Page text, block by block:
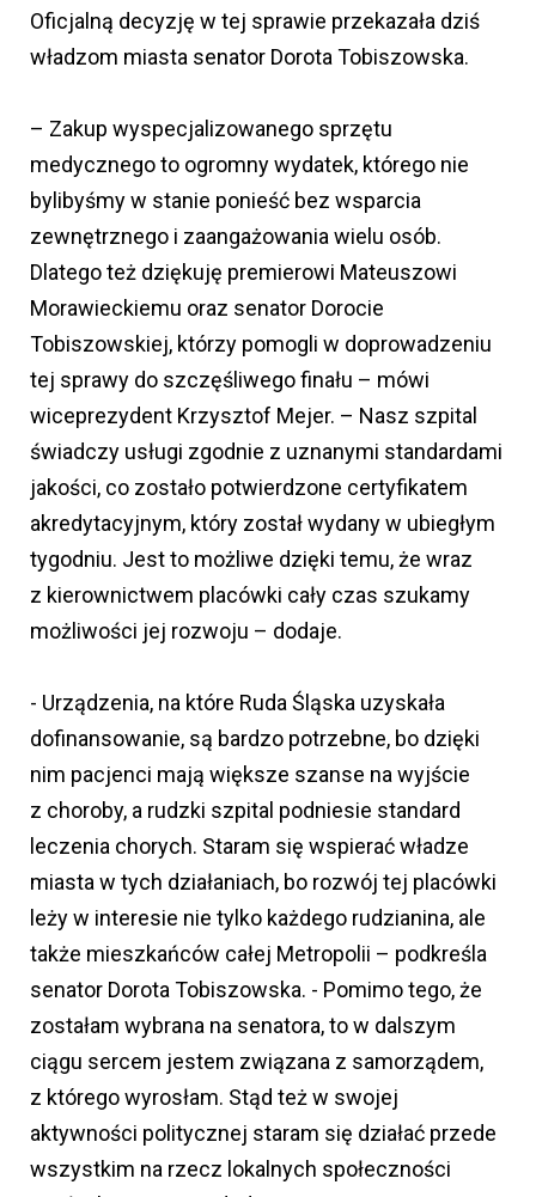
Oficjalną decyzję w tej sprawie przekazała dziś
władzom miasta senator Dorota Tobiszowska.
– Zakup wyspecjalizowanego sprzętu
medycznego to ogromny wydatek, którego nie
bylibyśmy w stanie ponieść bez wsparcia
zewnętrznego i zaangażowania wielu osób.
Dlatego też dziękuję premierowi Mateuszowi
Morawieckiemu oraz senator Dorocie
Tobiszowskiej, którzy pomogli w doprowadzeniu
tej sprawy do szczęśliwego finału – mówi
wiceprezydent Krzysztof Mejer. – Nasz szpital
świadczy usługi zgodnie z uznanymi standardami
jakości, co zostało potwierdzone certyfikatem
akredytacyjnym, który został wydany w ubiegłym
tygodniu. Jest to możliwe dzięki temu, że wraz
z kierownictwem placówki cały czas szukamy
możliwości jej rozwoju – dodaje.
- Urządzenia, na które Ruda Śląska uzyskała
dofinansowanie, są bardzo potrzebne, bo dzięki
nim pacjenci mają większe szanse na wyjście
z choroby, a rudzki szpital podniesie standard
leczenia chorych. Staram się wspierać władze
miasta w tych działaniach, bo rozwój tej placówki
leży w interesie nie tylko każdego rudzianina, ale
także mieszkańców całej Metropolii – podkreśla
senator Dorota Tobiszowska. - Pomimo tego, że
zostałam wybrana na senatora, to w dalszym
ciągu sercem jestem związana z samorządem,
z którego wyrosłam. Stąd też w swojej
aktywności politycznej staram się działać przede
wszystkim na rzecz lokalnych społeczności